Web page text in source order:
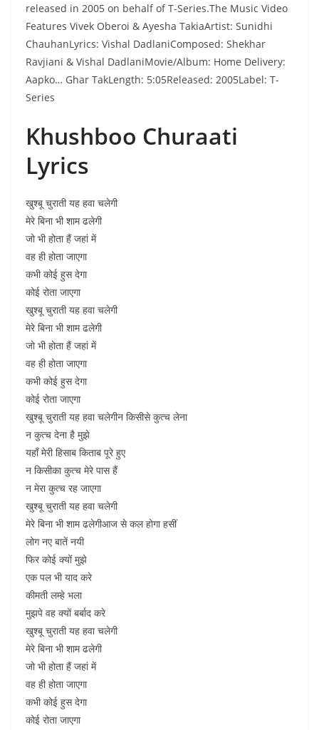
released in 2005 on behalf of T-Series.The Music Video
Features Vivek Oberoi & Ayesha TakiaArtist: Sunidhi
ChauhanLyrics: Vishal DadlaniComposed: Shekhar
Ravjiani & Vishal DadlaniMovie/Album: Home Delivery:
Aapko… Ghar TakLength: 5:05Released: 2005Label: T-
Series
Khushboo Churaati
Lyrics
खुश्बू चुराती यह हवा चलेगी
मेरे बिना भी शाम ढलेगी
जो भी होता हैं जहां में
वह ही होता जाएगा
कभी कोई हुस देगा
कोई रोता जाएगा
खुश्बू चुराती यह हवा चलेगी
मेरे बिना भी शाम ढलेगी
जो भी होता हैं जहां में
वह ही होता जाएगा
कभी कोई हुस देगा
कोई रोता जाएगा
खुश्बू चुराती यह हवा चलेगीन किसीसे कुत्च लेना
न कुत्च देना है मुझे
यहाँ मेरी हिसाब किताब पूरे हुए
न किसीका कुत्च मेरे पास हैं
न मेरा कुत्च रह जाएगा
खुश्बू चुराती यह हवा चलेगी
मेरे बिना भी शाम ढलेगीआज से कल होगा हसीं
लोग नए बातें नयी
फिर कोई क्यों मुझे
एक पल भी याद करे
कीमती लम्हे भला
मुझपे वह क्यों बर्बाद करे
खुश्बू चुराती यह हवा चलेगी
मेरे बिना भी शाम ढलेगी
जो भी होता हैं जहां में
वह ही होता जाएगा
कभी कोई हुस देगा
कोई रोता जाएगा